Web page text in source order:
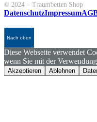
© 2024 – Traumbetten Shop
DatenschutzImpressum
Nach oben
Diese Webseite verwendet
wenn Sie mit der
Akzeptieren Ablehnen